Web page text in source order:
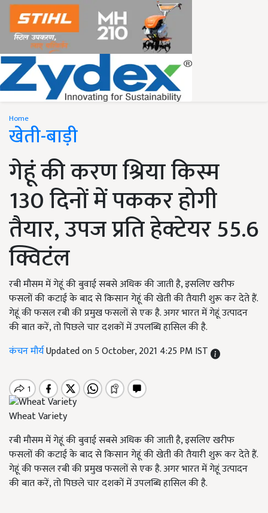
Home
खेती-बाड़ी
गेहूं की करण श्रिया किस्म
130 दिनों में पककर होगी
तैयार, उपज प्रति हेक्टेयर 55.6
क्विटंल
रबी मौसम में गेहूं की बुवाई सबसे अधिक की जाती है, इसलिए खरीफ
फसलों की कटाई के बाद से किसान गेहूं की खेती की तैयारी शुरू कर देते हैं.
गेहूं की फसल रबी की प्रमुख फसलों से एक है. अगर भारत में गेहूं उत्पादन
की बात करें, तो पिछले चार दशकों में उपलब्धि हासिल की है.
कंचन मौर्यUpdated on 5 October, 2021 4:25 PM IST
Wheat Variety
रबी मौसम में गेहूं की बुवाई सबसे अधिक की जाती है, इसलिए खरीफ
फसलों की कटाई के बाद से किसान गेहूं की खेती की तैयारी शुरू कर देते हैं.
गेहूं की फसल रबी की प्रमुख फसलों से एक है. अगर भारत में गेहूं उत्पादन
की बात करें, तो पिछले चार दशकों में उपलब्धि हासिल की है.